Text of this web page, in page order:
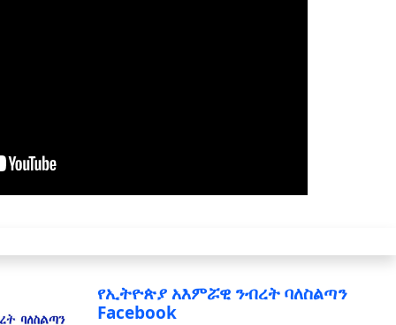
የኢትዮጵያ አእምሯዊ ንብረት ባለስልጣን
Facebook